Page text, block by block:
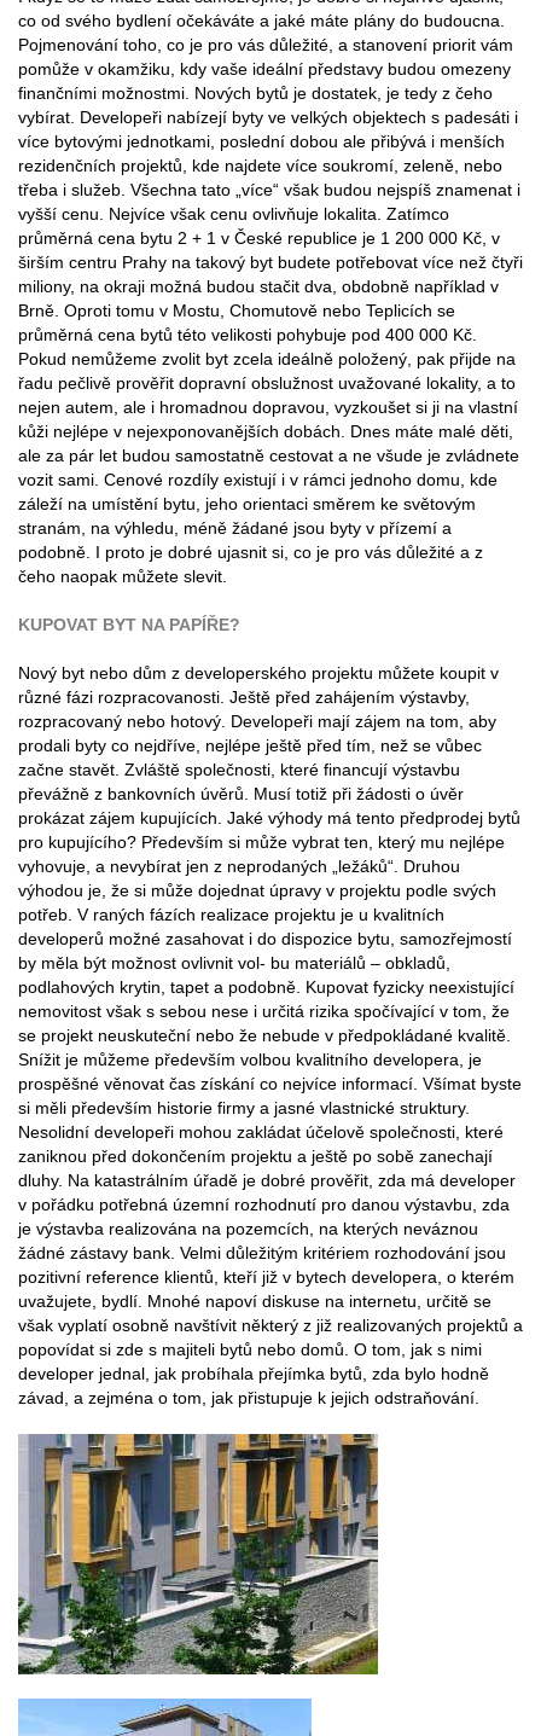
co od svého bydlení očekáváte a jaké máte plány do budoucna.
Pojmenování toho, co je pro vás důležité, a stanovení priorit vám
pomůže v okamžiku, kdy vaše ideální představy budou omezeny
finančními možnostmi. Nových bytů je dostatek, je tedy z čeho
vybírat. Developeři nabízejí byty ve velkých objektech s padesáti i
více bytovými jednotkami, poslední dobou ale přibývá i menších
rezidenčních projektů, kde najdete více soukromí, zeleně, nebo
třeba i služeb. Všechna tato „více“ však budou nejspíš znamenat i
vyšší cenu. Nejvíce však cenu ovlivňuje lokalita. Zatímco
průměrná cena bytu 2 + 1 v České republice je 1 200 000 Kč, v
širším centru Prahy na takový byt budete potřebovat více než čtyři
miliony, na okraji možná budou stačit dva, obdobně například v
Brně. Oproti tomu v Mostu, Chomutově nebo Teplicích se
průměrná cena bytů této velikosti pohybuje pod 400 000 Kč.
Pokud nemůžeme zvolit byt zcela ideálně položený, pak přijde na
řadu pečlivě prověřit dopravní obslužnost uvažované lokality, a to
nejen autem, ale i hromadnou dopravou, vyzkoušet si ji na vlastní
kůži nejlépe v nejexponovanějších dobách. Dnes máte malé děti,
ale za pár let budou samostatně cestovat a ne všude je zvládnete
vozit sami. Cenové rozdíly existují i v rámci jednoho domu, kde
záleží na umístění bytu, jeho orientaci směrem ke světovým
stranám, na výhledu, méně žádané jsou byty v přízemí a
podobně. I proto je dobré ujasnit si, co je pro vás důležité a z
čeho naopak můžete slevit.
KUPOVAT BYT NA PAPÍŘE?
Nový byt nebo dům z developerského projektu můžete koupit v
různé fázi rozpracovanosti. Ještě před zahájením výstavby,
rozpracovaný nebo hotový. Developeři mají zájem na tom, aby
prodali byty co nejdříve, nejlépe ještě před tím, než se vůbec
začne stavět. Zvláště společnosti, které financují výstavbu
převážně z bankovních úvěrů. Musí totiž při žádosti o úvěr
prokázat zájem kupujících. Jaké výhody má tento předprodej bytů
pro kupujícího? Především si může vybrat ten, který mu nejlépe
vyhovuje, a nevybírat jen z neprodaných „ležáků“. Druhou
výhodou je, že si může dojednat úpravy v projektu podle svých
potřeb. V raných fázích realizace projektu je u kvalitních
developerů možné zasahovat i do dispozice bytu, samozřejmostí
by měla být možnost ovlivnit vol- bu materiálů – obkladů,
podlahových krytin, tapet a podobně. Kupovat fyzicky neexistující
nemovitost však s sebou nese i určitá rizika spočívající v tom, že
se projekt neuskuteční nebo že nebude v předpokládané kvalitě.
Snížit je můžeme především volbou kvalitního developera, je
prospěšné věnovat čas získání co nejvíce informací. Všímat byste
si měli především historie firmy a jasné vlastnické struktury.
Nesolidní developeři mohou zakládat účelově společnosti, které
zaniknou před dokončením projektu a ještě po sobě zanechají
dluhy. Na katastrálním úřadě je dobré prověřit, zda má developer
v pořádku potřebná územní rozhodnutí pro danou výstavbu, zda
je výstavba realizována na pozemcích, na kterých neváznou
žádné zástavy bank. Velmi důležitým kritériem rozhodování jsou
pozitivní reference klientů, kteří již v bytech developera, o kterém
uvažujete, bydlí. Mnohé napoví diskuse na internetu, určitě se
však vyplatí osobně navštívit některý z již realizovaných projektů a
popovídat si zde s majiteli bytů nebo domů. O tom, jak s nimi
developer jednal, jak probíhala přejímka bytů, zda bylo hodně
závad, a zejména o tom, jak přistupuje k jejich odstraňování.